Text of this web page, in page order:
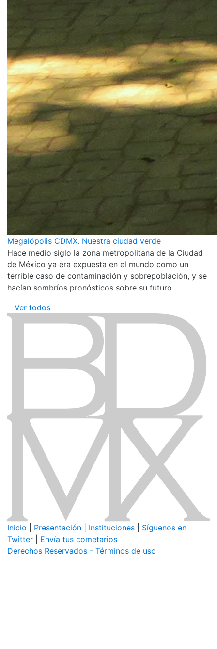
Megalópolis CDMX. Nuestra ciudad verde
Hace medio siglo la zona metropolitana de la Ciudad
de México ya era expuesta en el mundo como un
terrible caso de contaminación y sobrepoblación, y se
hacían sombríos pronósticos sobre su futuro.
Ver todos
Inicio Presentación Instituciones
Síguenos en
Twitter
Envía tus cometarios
Derechos Reservados - Términos de uso